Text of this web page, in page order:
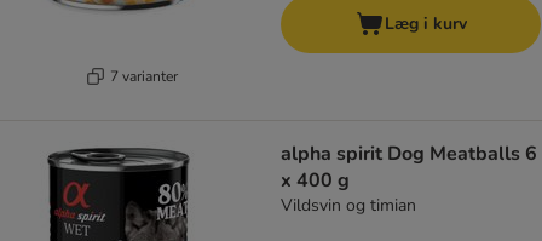
7 varianter
Læg i kurv
alpha spirit Dog Meatballs 6
x 400 g
Vildsvin og timian